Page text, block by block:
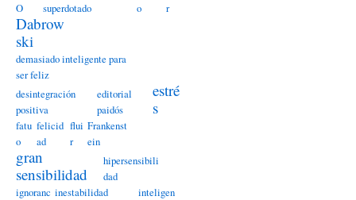
O
superdotado
o
r
Dabrow
ski
demasiado inteligente para
ser feliz
desintegración
positiva
editorial
paidós
estré
s
fatu
o
felicid
ad
flui
r
Frankenst
ein
gran
sensibilidad
hipersensibili
dad
ignoranc inestabilidad
inteligen